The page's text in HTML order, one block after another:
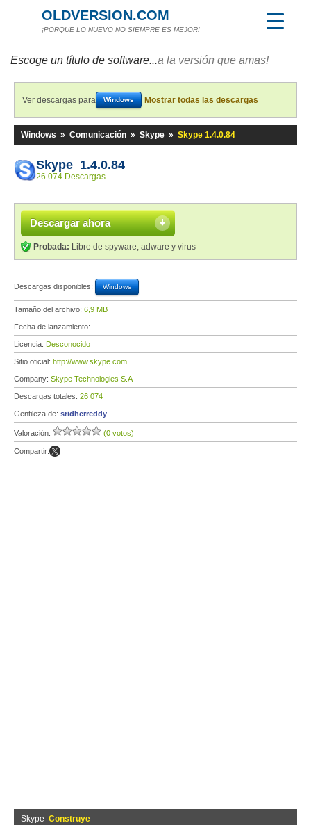
OLDVERSION.COM
¡PORQUE LO NUEVO NO SIEMPRE ES MEJOR!
Escoge un título de software...a la versión que amas!
Ver descargas para Windows Mostrar todas las descargas
Windows » Comunicación » Skype » Skype 1.4.0.84
Skype 1.4.0.84
26 074 Descargas
Descargar ahora
Probada: Libre de spyware, adware y virus
Descargas disponibles: Windows
Tamaño del archivo: 6,9 MB
Fecha de lanzamiento:
Licencia: Desconocido
Sitio oficial: http://www.skype.com
Company: Skype Technologies S.A
Descargas totales: 26 074
Gentileza de: sridherreddy
Valoración: (0 votos)
Compartir:
Skype Construye